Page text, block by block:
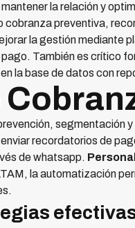
la relación y
preventiva,
la gestión mediante
También es crítico
la base de datos con
segmentación
recordatorios de
de whatsapp.
la automatización